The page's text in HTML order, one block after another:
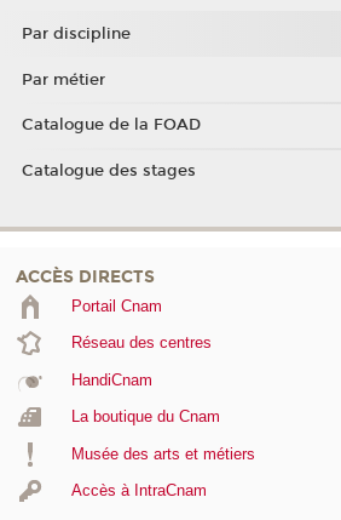
Par discipline
Par métier
Catalogue de la FOAD
Catalogue des stages
ACCÈS DIRECTS
Portail Cnam
Réseau des centres
HandiCnam
La boutique du Cnam
Musée des arts et métiers
Accès à IntraCnam